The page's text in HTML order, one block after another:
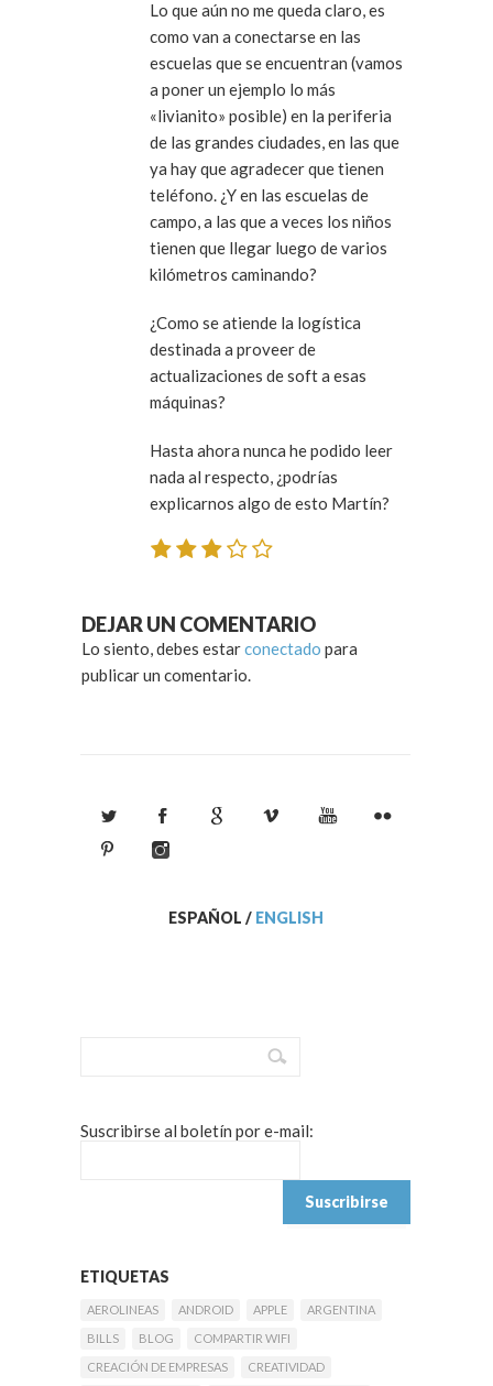
Lo que aún no me queda claro, es
como van a conectarse en las
escuelas que se encuentran (vamos
a poner un ejemplo lo más
«livianito» posible) en la periferia
de las grandes ciudades, en las que
ya hay que agradecer que tienen
teléfono. ¿Y en las escuelas de
campo, a las que a veces los niños
tienen que llegar luego de varios
kilómetros caminando?
¿Como se atiende la logística
destinada a proveer de
actualizaciones de soft a esas
máquinas?
Hasta ahora nunca he podido leer
nada al respecto, ¿podrías
explicarnos algo de esto Martín?
DEJAR UN COMENTARIO
Lo siento, debes estarconectado para
publicar un comentario.
ESPAÑOL / ENGLISH
Suscribirse al boletín por e-mail:
ETIQUETAS
AEROLINEAS ANDROID APPLE
ARGENTINA
BILLS
BLOG
COMPARTIR WIFI
CREACIÓN DE EMPRESAS
CREATIVIDAD